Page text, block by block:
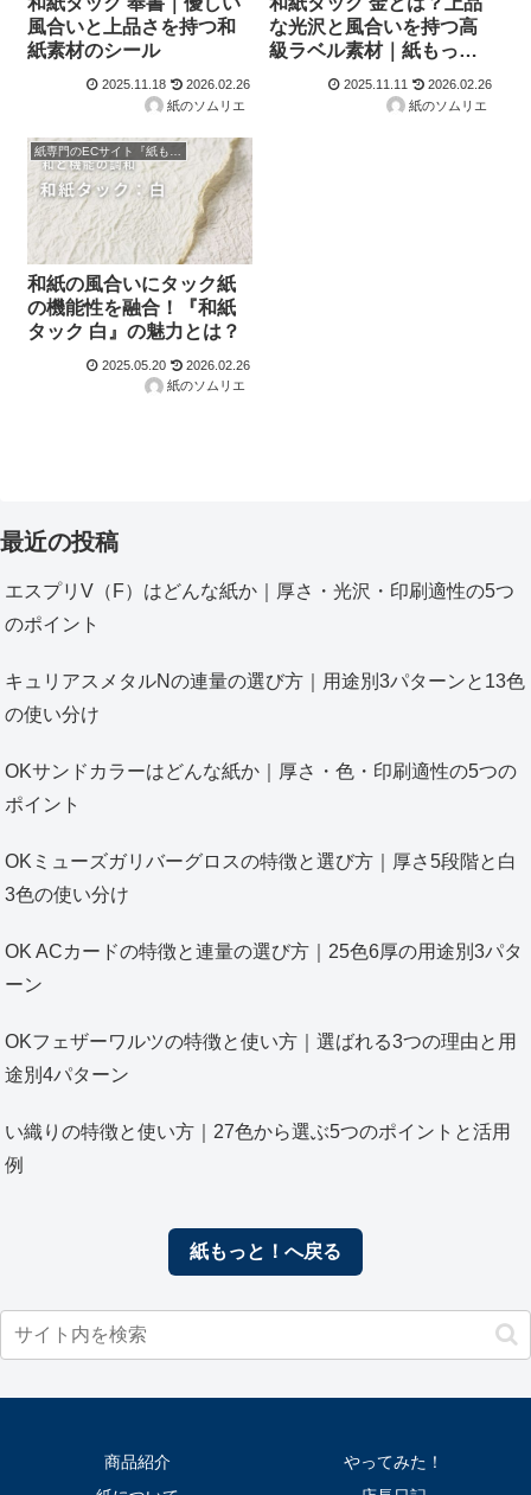
風合いと上品さを持つ和
紙素材のシール
2025.11.18
2026.02.26
紙のソムリエ
な光沢と風合いを持つ高
級ラベル素材｜紙もっ
2025.11.11
2026.02.26
紙のソムリエ
和紙の風合いにタック紙
の機能性を融合！『和紙
タック 白』の魅力とは？
2025.05.20
2026.02.26
紙のソムリエ
最近の投稿
エスプリV（F）はどんな紙か｜厚さ・光沢・印刷適性の5つ
のポイント
キュリアスメタルNの連量の選び方｜用途別3パターンと13色
の使い分け
OKサンドカラーはどんな紙か｜厚さ・色・印刷適性の5つの
ポイント
OKミューズガリバーグロスの特徴と選び方｜厚さ5段階と白
3色の使い分け
OK ACカードの特徴と連量の選び方｜25色6厚の用途別3パタ
ーン
OKフェザーワルツの特徴と使い方｜選ばれる3つの理由と用
途別4パターン
い織りの特徴と使い方｜27色から選ぶ5つのポイントと活用
例
紙もっと！へ戻る
商品紹介
やってみた！